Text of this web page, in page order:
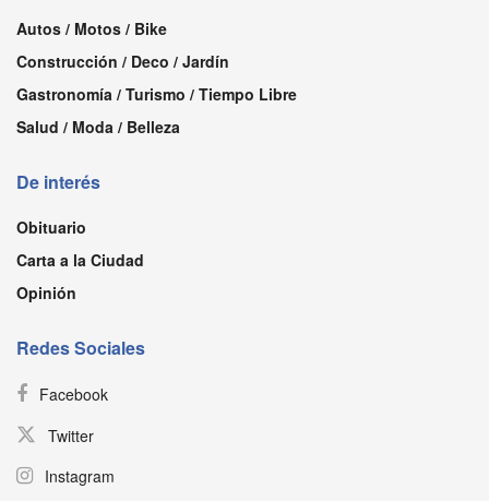
Autos / Motos / Bike
Construcción / Deco / Jardín
Gastronomía / Turismo / Tiempo Libre
Salud / Moda / Belleza
De interés
Obituario
Carta a la Ciudad
Opinión
Redes Sociales
Facebook
Twitter
Instagram